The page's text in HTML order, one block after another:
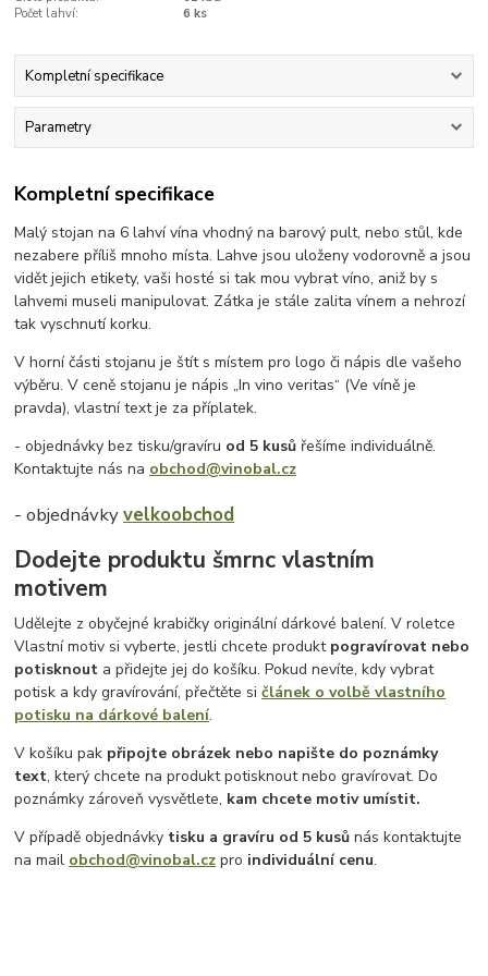
Počet lahví:
6 ks
Kompletní specifikace
Parametry
Kompletní specifikace
Malý stojan na 6 lahví vína vhodný na barový pult, nebo stůl, kde
nezabere příliš mnoho místa. Lahve jsou uloženy vodorovně a jsou
vidět jejich etikety, vaši hosté si tak mou vybrat víno, aniž by s
lahvemi museli manipulovat. Zátka je stále zalita vínem a nehrozí
tak vyschnutí korku.
V horní části stojanu je štít s místem pro logo či nápis dle vašeho
výběru. V ceně stojanu je nápis „In vino veritas“ (Ve víně je
pravda), vlastní text je za příplatek.
- objednávky bez tisku/gravíru od 5 kusů řešíme individuálně.
Kontaktujte nás na obchod@vinobal.cz
- objednávkyvelkoobchod
Dodejte produktu šmrnc vlastním
motivem
Udělejte z obyčejné krabičky originální dárkové balení. V roletce
Vlastní motiv si vyberte, jestli chcete produkt pogravírovat nebo
potisknout a přidejte jej do košíku. Pokud nevíte, kdy vybrat
potisk a kdy gravírování, přečtěte sičlánek o volbě vlastního
potisku na dárkové balení.
V košíku pak připojte obrázek nebo napište do poznámky
text, který chcete na produkt potisknout nebo gravírovat. Do
poznámky zároveň vysvětlete, kam chcete motiv umístit.
V případě objednávky tisku a gravíru od 5 kusů nás kontaktujte
na mail obchod@vinobal.cz pro individuální cenu.